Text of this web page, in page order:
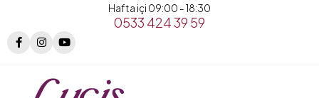
Hafta içi 09:00 - 18:30
0533 424 39 59